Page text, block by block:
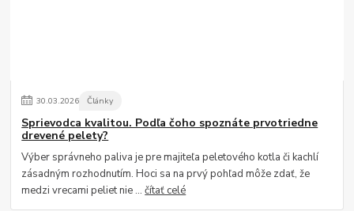
30.03.2026 Články
Sprievodca kvalitou. Podľa čoho spoznáte prvotriedne
drevené pelety?
Výber správneho paliva je pre majiteľa peletového kotla či kachlí
zásadným rozhodnutím. Hoci sa na prvý pohľad môže zdať, že
medzi vrecami peliet nie ...čítať celé